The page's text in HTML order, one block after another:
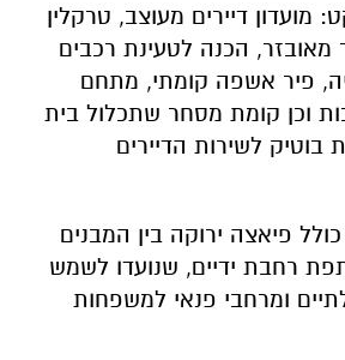
מועדון דיירים מעוצב, טרקלין
הכנה לטעינת רכבים
פיר אשפה קומתי, מתחם
וכן קומת מסחר שתכלול בית
בוטיק לשירות הדיירים
פיאצה ירוקה בין המבנים
רחבת ידיים, שנועדו לשמש
ומרחבי פנאי למשפחות